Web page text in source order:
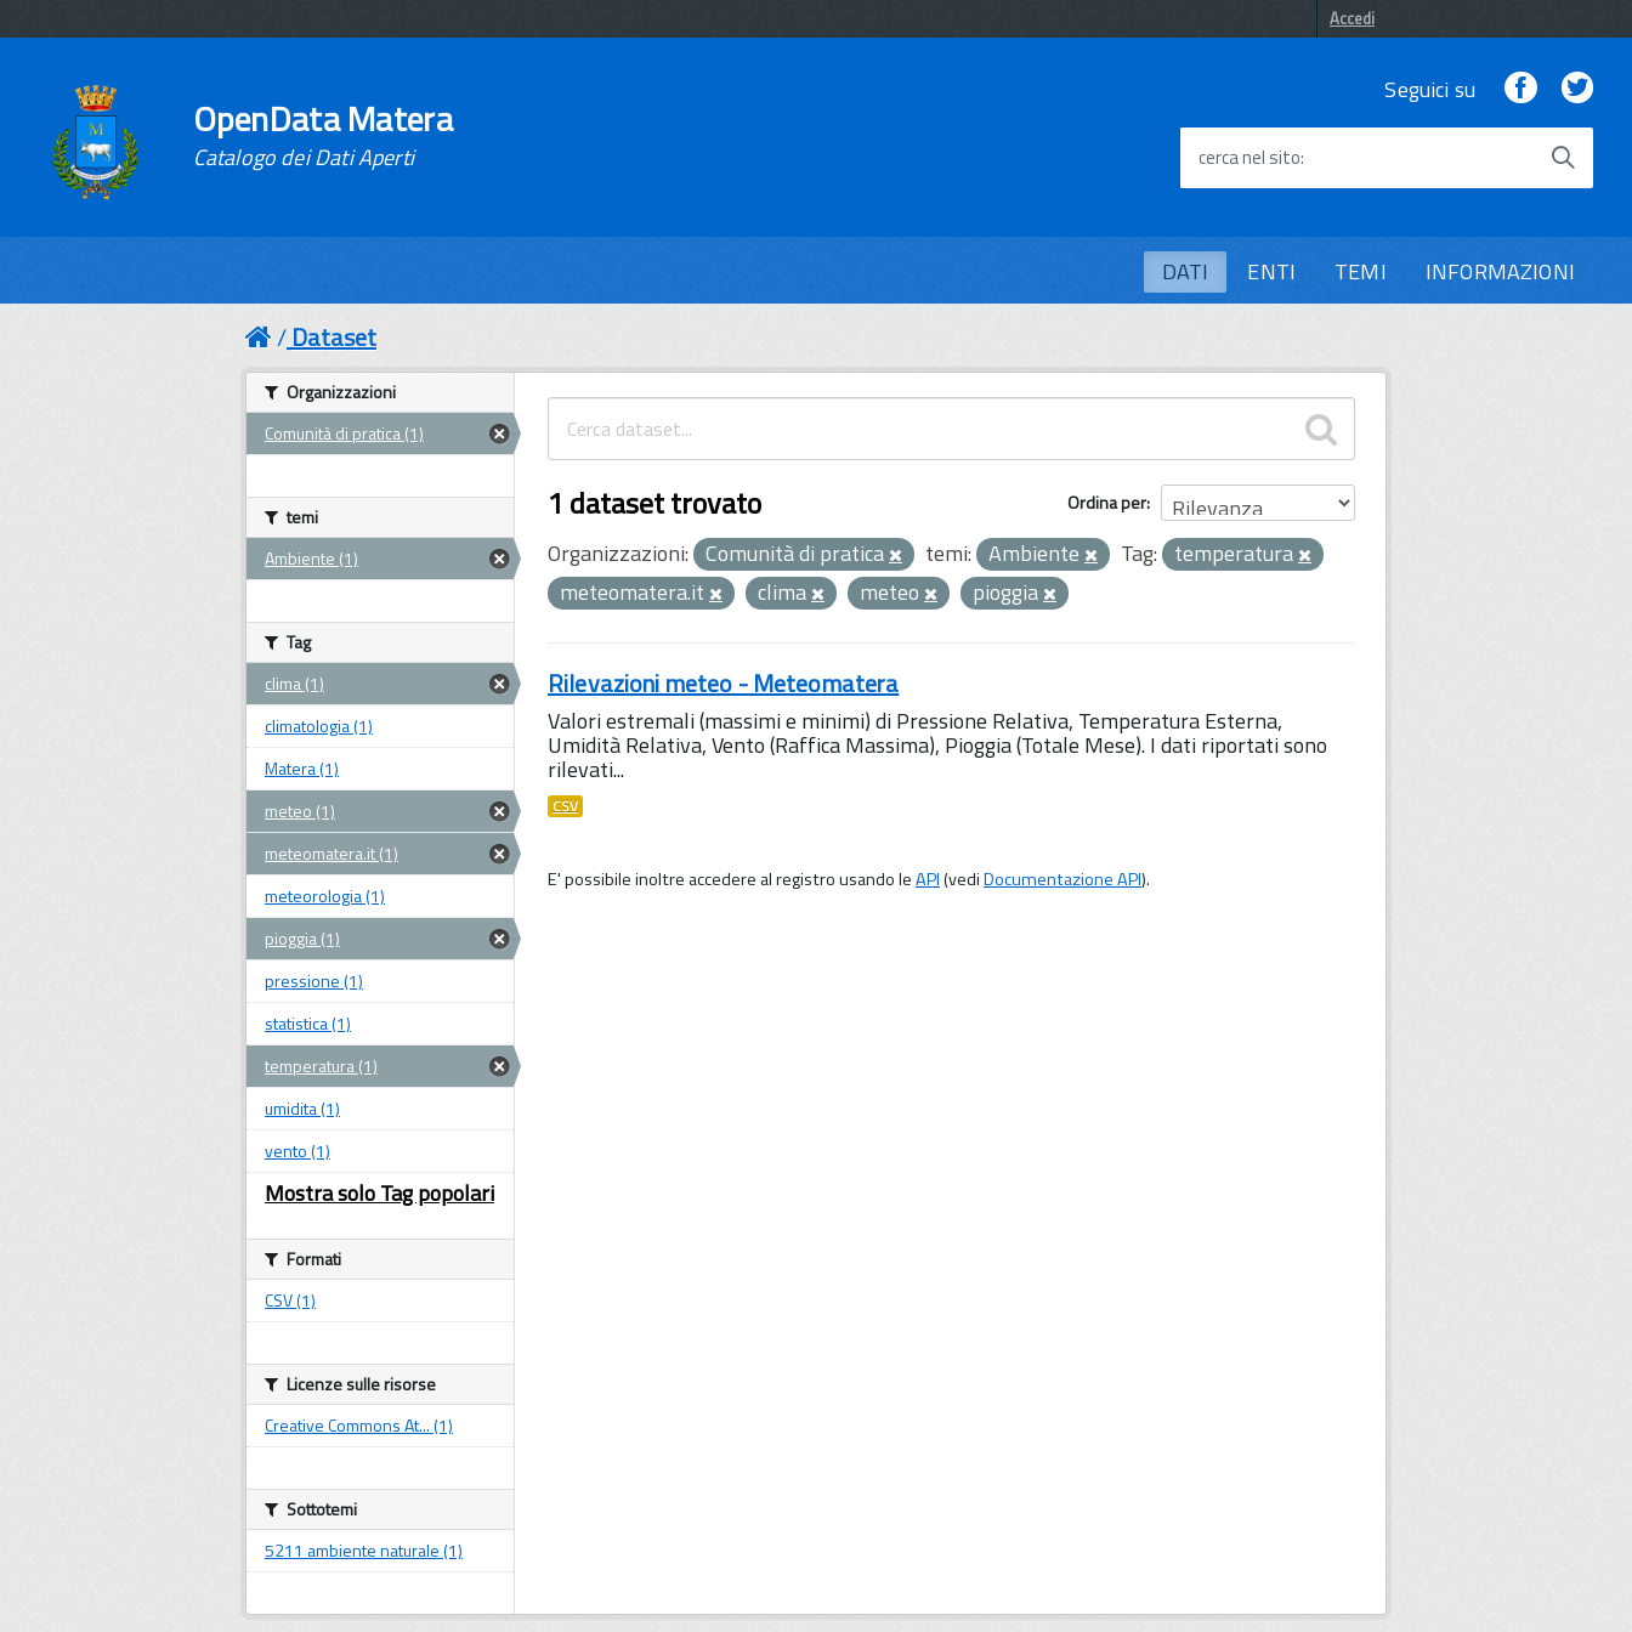
Accedi
OpenData Matera
Catalogo dei Dati Aperti
Seguici su Facebook
cerca nel sito
DATI ENTI TEMI INFORMAZIONI
Dataset
Ordina per
1 dataset trovato
Organizzazioni: Comunità di pratica temi: Ambiente Tag: temperatura
meteomatera.it
clima meteo pioggia
Rilevazioni meteo - Meteomatera
Valori estremali (massimi e minimi) di Pressione Relativa, Temperatura Esterna,
Umidità Relativa, Vento (Raffica Massima), Pioggia (Totale Mese). I dati riportati sono
rilevati...
CSV
E' possibile inoltre accedere al registro usando leAPI(vediDocumentazione API).
Organizzazioni
Comunità di pratica (1)
temi
Ambiente (1)
Tag
clima (1)
climatologia (1)
Matera (1)
meteo (1)
meteomatera.it (1)
meteorologia (1)
pioggia (1)
pressione (1)
statistica (1)
temperatura (1)
umidita (1)
vento (1)
Mostra solo Tag popolari
Formati
CSV (1)
Licenze sulle risorse
Creative Commons At... (1)
Sottotemi
5211 ambiente naturale (1)